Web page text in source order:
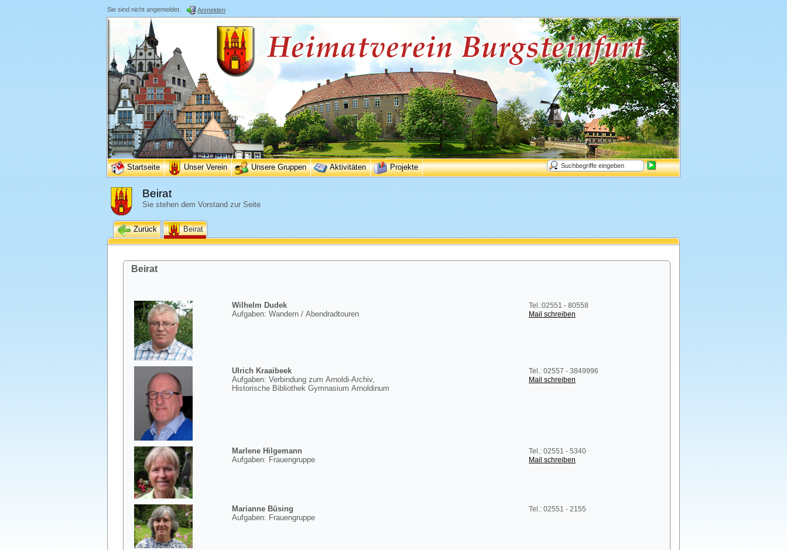
Sie sind nicht angemeldet. Anmelden
Startseite Unser Verein Unsere Gruppen Aktivitäten Projekte
Beirat
Sie stehen dem Vorstand zur Seite
Zurück Beirat
Beirat
Wilhelm Dudek
Aufgaben: Wandern / Abendradtouren
Tel.:02551 - 80558
Mail schreiben
Ulrich Kraaibeek
Aufgaben: Verbindung zum Arnoldi-Archiv,
Historische Bibliothek Gymnasium Arnoldinum
Tel.: 02557 - 3849996
Mail schreiben
Marlene Hilgemann
Aufgaben: Frauengruppe
Tel.: 02551 - 5340
Mail schreiben
Marianne Büsing
Aufgaben: Frauengruppe
Tel.: 02551 - 2155